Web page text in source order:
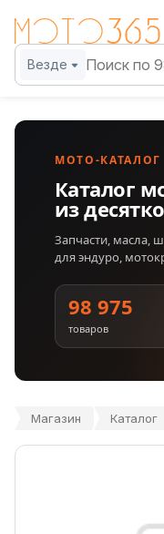
Везде
МОТО-КАТАЛОГ
Каталог
из
Запчасти, масла,
для эндуро,
98 975
товаров
Магазин Каталог